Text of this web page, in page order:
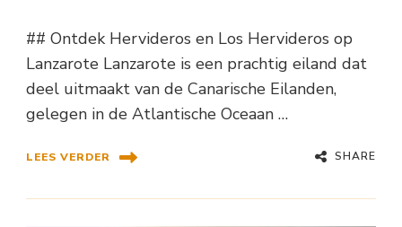
## Ontdek Hervideros en Los Hervideros op
Lanzarote Lanzarote is een prachtig eiland dat
deel uitmaakt van de Canarische Eilanden,
gelegen in de Atlantische Oceaan …
LEES VERDER SHARE